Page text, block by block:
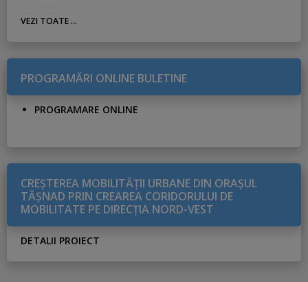
VEZI TOATE ...
PROGRAMĂRI ONLINE BULETINE
PROGRAMARE ONLINE
CREŞTEREA MOBILITĂŢII URBANE DIN ORAŞUL
TĂŞNAD PRIN CREAREA CORIDORULUI DE
MOBILITATE PE DIRECŢIA NORD-VEST
DETALII PROIECT